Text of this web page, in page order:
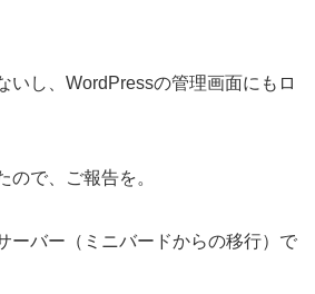
し、WordPressの管理画面にもロ
で、ご報告を。
ーバー（ミニバードからの移行）で